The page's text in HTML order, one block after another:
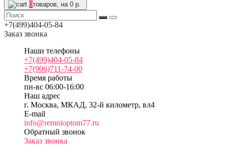
0товаров, на 0 р.
+7(499)404-05-84
Заказ звонка
Наши телефоны
+7(499)404-05-84
+7(906)711-74-00
Время работы
пн-вс 06:00-16:00
Наш адрес
г. Москва, МКАД, 32-й километр, вл4
E-mail
info@remnioptom77.ru
Обратный звонок
Заказ звонка